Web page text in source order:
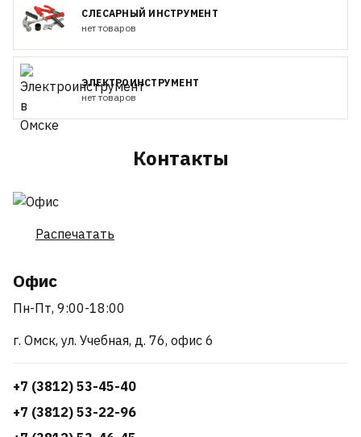
СЛЕСАРНЫЙ ИНСТРУМЕНТ
нет товаров
ЭЛЕКТРОИНСТРУМЕНТ
нет товаров
Контакты
Распечатать
Офис
Пн-Пт, 9:00-18:00
г. Омск, ул. Учебная, д. 76, офис 6
+7 (3812) 53-45-40
+7 (3812) 53-22-96